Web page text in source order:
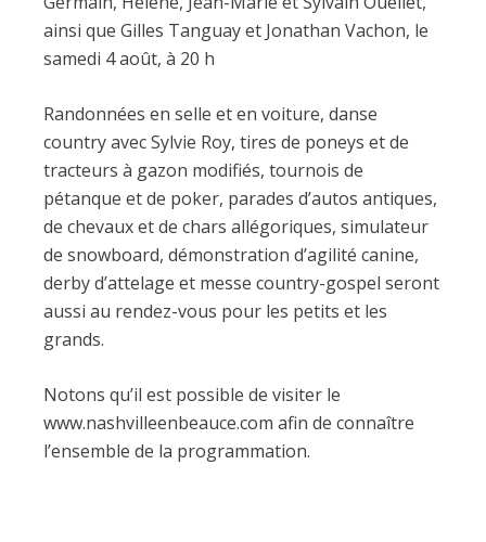
ainsi que Gilles Tanguay et Jonathan Vachon, le
samedi 4 août, à 20 h
Randonnées en selle et en voiture, danse
country avec Sylvie Roy, tires de poneys et de
tracteurs à gazon modifiés, tournois de
pétanque et de poker, parades d’autos antiques,
de chevaux et de chars allégoriques, simulateur
de snowboard, démonstration d’agilité canine,
derby d’attelage et messe country-gospel seront
aussi au rendez-vous pour les petits et les
grands.
Notons qu’il est possible de visiter le
www.nashvilleenbeauce.com afin de connaître
l’ensemble de la programmation.